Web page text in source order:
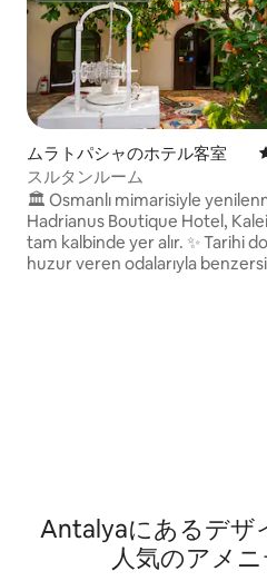
ムラトパシャのホテル客室
スルタンルーム
🏛️ Osmanlı mimarisiyle
Hadrianus Boutique Hotel,
tam kalbinde yer alır. ✨ Tarihi
huzur veren odalarıyla
Antalyaにあるデ⁠ザ⁠
人⁠気⁠のア⁠メ⁠